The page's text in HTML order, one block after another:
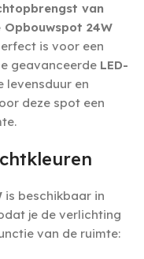
van
Opbouwspot 24W
is voor een
geavanceerde LED-
levensduur en
deze spot een
is beschikbaar in
je de verlichting
van de ruimte: